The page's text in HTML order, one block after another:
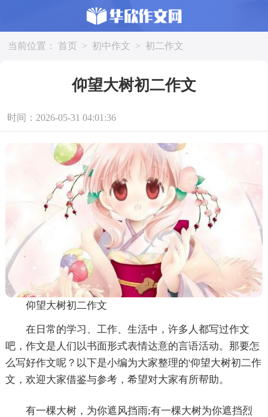
当前位置： 首页 > 初中作文 > 初二作文
仰望大树初二作文
时间：2026-05-31 04:01:36
仰望大树初二作文
在日常的学习、工作、生活中，许多人都写过作文
吧，作文是人们以书面形式表情达意的言语活动。那要怎
么写好作文呢？以下是小编为大家整理的'仰望大树初二作
文，欢迎大家借鉴与参考，希望对大家有所帮助。
有一棵大树，为你遮风挡雨;有一棵大树为你遮挡烈